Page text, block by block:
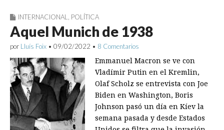
INTERNACIONAL POLÍTICA
Aquel Munich de 1938
por Lluís Foix • 09/02/2022 • 8 Comentarios
Emmanuel Macron se ve con
Vladímir Putin en el Kremlin,
Olaf Scholz se entrevista con Joe
Biden en Washington, Boris
Johnson pasó un día en Kíev la
semana pasada y desde Estados